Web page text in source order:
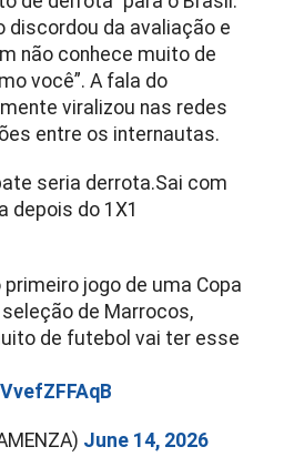
discordou da avaliação e
não conhece muito de
você”. A fala do
viralizou nas redes
entre os internautas.
seria derrota.Sai com
depois do 1X1
primeiro jogo de uma Copa
de Marrocos,
de futebol vai ter esse
June 14, 2026